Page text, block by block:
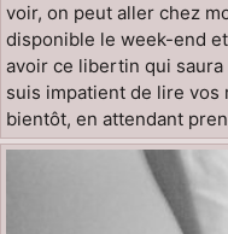
voir, on peut aller chez
disponible le week-end
avoir ce libertin qui
suis impatient de lire vos
bientôt, en attendant